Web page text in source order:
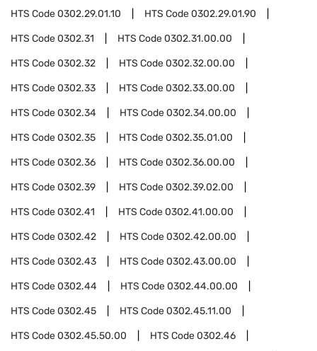
HTS Code0302.29.01.10 HTS Code0302.29.01.90
HTS Code0302.31 HTS Code0302.31.00.00
HTS Code0302.32 HTS Code0302.32.00.00
HTS Code0302.33 HTS Code0302.33.00.00
HTS Code0302.34 HTS Code0302.34.00.00
HTS Code0302.35 HTS Code0302.35.01.00
HTS Code0302.36 HTS Code0302.36.00.00
HTS Code0302.39 HTS Code0302.39.02.00
HTS Code0302.41 HTS Code0302.41.00.00
HTS Code0302.42 HTS Code0302.42.00.00
HTS Code0302.43 HTS Code0302.43.00.00
HTS Code0302.44 HTS Code0302.44.00.00
HTS Code0302.45 HTS Code0302.45.11.00
HTS Code0302.45.50.00 HTS Code0302.46